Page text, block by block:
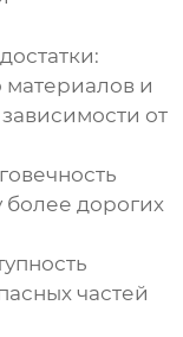
материалов и
от
более дорогих
частей